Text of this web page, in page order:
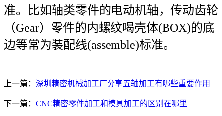
准。比如轴类零件的电动机轴，传动齿轮
（Gear）零件的内螺纹喝壳体(BOX)的底
边等常为装配线(assemble)标准。
上一篇： 深圳精密机械加工厂分享五轴加工有哪些重要作用
下一篇： CNC精密零件加工和模具加工的区别在哪里